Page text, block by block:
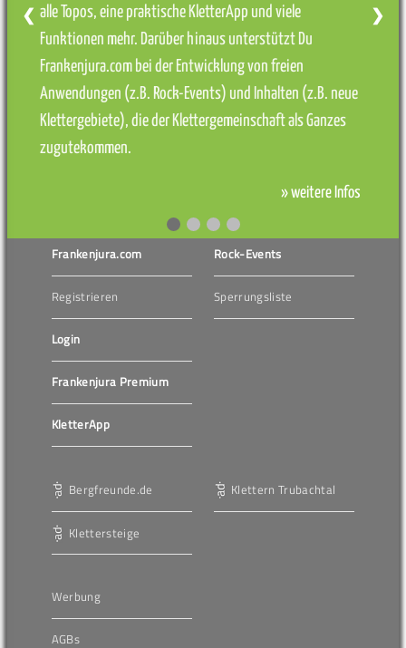
alle Topos, eine praktische KletterApp und viele
Funktionen mehr. Darüber hinaus unterstützt Du
Frankenjura.com bei der Entwicklung von freien
Anwendungen (z.B. Rock-Events) und Inhalten (z.B. neue
Klettergebiete), die der Klettergemeinschaft als Ganzes
zugutekommen.
» weitere Infos
❮ ❯
Frankenjura.com
Registrieren
Login
Frankenjura Premium
KletterApp
Rock-Events
Sperrungsliste
Bergfreunde.de
Klettersteige
Klettern Trubachtal
Werbung
AGBs